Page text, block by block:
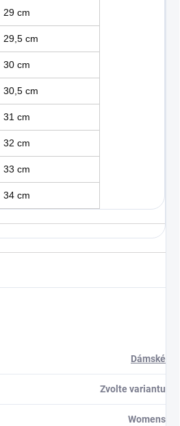
29 cm
29,5 cm
30 cm
30,5 cm
31 cm
32 cm
33 cm
34 cm
Dámské
Zvolte variantu
Womens